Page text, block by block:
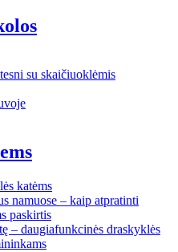
su skaičiuoklėmis
katėms
namuose – kaip atpratinti
paskirtis
– daugiafunkcinės draskyklės